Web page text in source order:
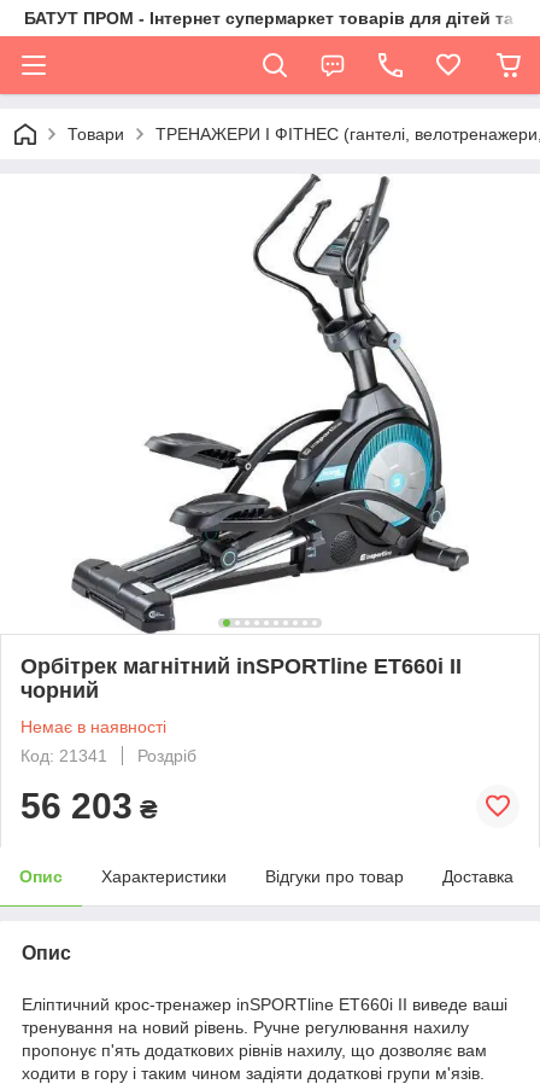
БАТУТ ПРОМ - Інтернет супермаркет товарів для дітей та їх
Товари ТРЕНАЖЕРИ І ФІТНЕС (гантелі, велотренажери,
Орбітрек магнітний inSPORTline ET660i II
чорний
Немає в наявності
Код: 21341
Роздріб
56 203 ₴
Опис Характеристики Відгуки про товар Доставка
Опис
Еліптичний крос-тренажер inSPORTline ET660i II виведе ваші
тренування на новий рівень. Ручне регулювання нахилу
пропонує п'ять додаткових рівнів нахилу, що дозволяє вам
ходити в гору і таким чином задіяти додаткові групи м'язів.